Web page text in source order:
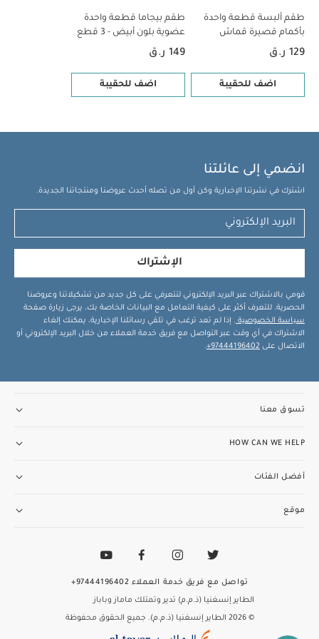
طقم ألبسة قطعة واحدة
بأكمام قصيرة قماش
عضوي بلون أبيض - 5 قطع
129 ر.ق
اضف للحقيبة
طقم بيجاما قطعة واحدة
عضوية بلون أبيض - 3 قطع
149 ر.ق
اضف للحقيبة
انضمي إلى عائلتنا
اشترك في نشرتنا الإخبارية وكن أول من تصله أحدث عروضنا ومنتجاتنا الجديدة.
الإشتراك
قومي بالاشتراك عبر البريد الإلكتروني لتتعرفي على كل جديد من تشكيلاتنا وعروضنا
الحصرية. للتعرف أكثر على كيفية التعامل مع البيانات الخاصة بك، يرجى زيارة صفحة
سياسة الخصوصية . إذا لم تعد ترغب في تلقي رسائلنا الإخبارية، يمكنك إلغاء
الاشتراك في أي وقت عبر التواصل مع فريق خدمة العملاء من خلال البريد الإلكتروني أو
الاتصال على 97444196402+
.
تسوق معنا
HOW CAN WE HELP
أفضل الفئات
موقع
الطاير إنسغنيا (ذ.م.م) تدير وتمتلك ماماز وباباز
© 2026 الطاير إنسغنيا (ذ.م.م). جميع الحقوق محفوظة
تواصل مع فريق خدمة العملاء 97444196402+